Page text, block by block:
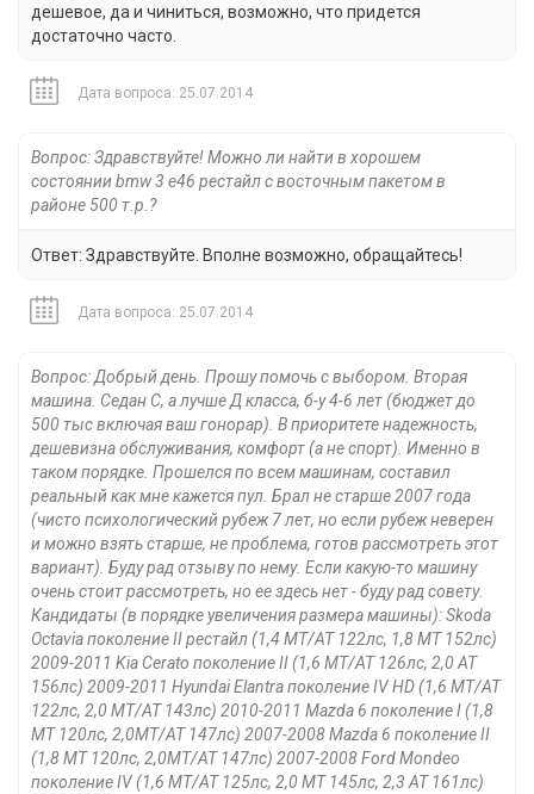
дешевое, да и чиниться, возможно, что придется
достаточно часто.
Дата вопроса: 25.07.2014
Вопрос: Здравствуйте! Можно ли найти в хорошем
состоянии bmw 3 e46 рестайл с восточным пакетом в
районе 500 т.р.?
Ответ: Здравствуйте. Вполне возможно, обращайтесь!
Дата вопроса: 25.07.2014
Вопрос: Добрый день. Прошу помочь с выбором. Вторая
машина. Седан С, а лучше Д класса, б-у 4-6 лет (бюджет до
500 тыс включая ваш гонорар). В приоритете надежность,
дешевизна обслуживания, комфорт (а не спорт). Именно в
таком порядке. Прошелся по всем машинам, составил
реальный как мне кажется пул. Брал не старше 2007 года
(чисто психологический рубеж 7 лет, но если рубеж неверен
и можно взять старше, не проблема, готов рассмотреть этот
вариант). Буду рад отзыву по нему. Если какую-то машину
очень стоит рассмотреть, но ее здесь нет - буду рад совету.
Кандидаты (в порядке увеличения размера машины): Skoda
Octavia поколение II рестайл (1,4 МТ/АТ 122лс, 1,8 МТ 152лс)
2009-2011 Kia Cerato поколение II (1,6 МТ/АТ 126лс, 2,0 АТ
156лс) 2009-2011 Hyundai Elantra поколение IV HD (1,6 МТ/АТ
122лс, 2,0 МТ/АТ 143лс) 2010-2011 Mazda 6 поколение I (1,8
МТ 120лс, 2,0МТ/АТ 147лс) 2007-2008 Mazda 6 поколение II
(1,8 МТ 120лс, 2,0МТ/АТ 147лс) 2007-2008 Ford Mondeo
поколение IV (1,6 МТ/АТ 125лс, 2,0 МТ 145лс, 2,3 АТ 161лс)